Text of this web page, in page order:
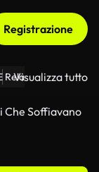
Registrazione
Relazioni Il
Visualizza tutto
Che Soffiavano